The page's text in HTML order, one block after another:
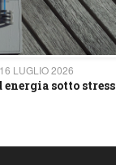
LUGLIO 2026
energia sotto stress